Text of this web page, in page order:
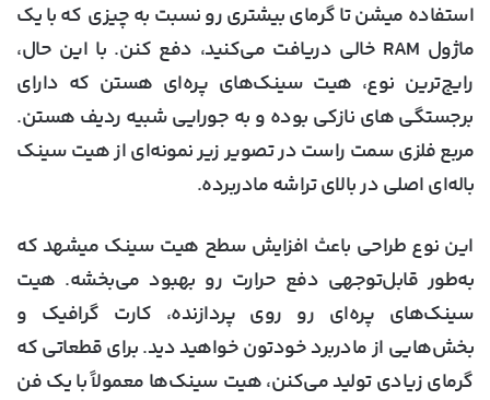
استفاده میشن تا گرمای بیشتری رو نسبت به چیزی که با یک
ماژول RAM خالی دریافت می‌کنید، دفع کنن. با این حال،
رایج‌ترین نوع، هیت سینک‌های پره‌ای هستن که دارای
برجستگی های نازکی بوده و به جورایی شبیه ردیف هستن.
مربع فلزی سمت راست در تصویر زیر نمونه‌ای از هیت سینک
باله‌ای اصلی در بالای تراشه مادربرده.
این نوع طراحی باعث افزایش سطح هیت سینک میشهد که
به‌طور قابل‌توجهی دفع حرارت رو بهبود می‌بخشه. هیت
سینک‌های پره‌ای رو روی پردازنده، کارت گرافیک و
بخش‌هایی از مادربرد خودتون خواهید دید. برای قطعاتی که
گرمای زیادی تولید می‌کنن، هیت سینک‌ها معمولاً با یک فن